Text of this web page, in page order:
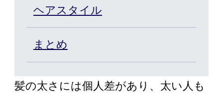
スヴェンソンのこだわり
店舗一覧 Q&A 資料請求 WEBカタログ
ヘアスタイル
まとめ
髪の太さには個人差があり、太い人も